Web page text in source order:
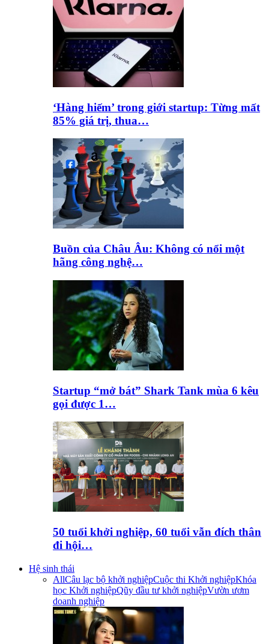
‘Hàng hiếm’ trong giới startup: Từng mất
85% giá trị, thua…
Buồn của Châu Âu: Không có nổi một
hãng công nghệ…
Startup “mở bát” Shark Tank mùa 6 kêu
gọi được 1…
50 tuổi khởi nghiệp, 60 tuổi vẫn đích thân
đi hội…
Hệ sinh thái
AllCâu lạc bộ khởi nghiệpCuộc thi Khởi nghiệpKhóa
học Khởi nghiệpQũy đầu tư khởi nghiệpVườn ươm
doanh nghiệp